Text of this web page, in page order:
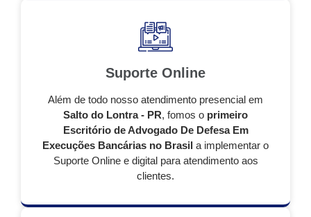
Suporte Online
Além de todo nosso atendimento presencial em
Salto do Lontra - PR, fomos o primeiro
Escritório de Advogado De Defesa Em
Execuções Bancárias no Brasil a implementar o
Suporte Online e digital para atendimento aos
clientes.